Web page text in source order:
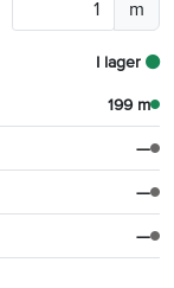
m
I lager
199 m
—
—
—